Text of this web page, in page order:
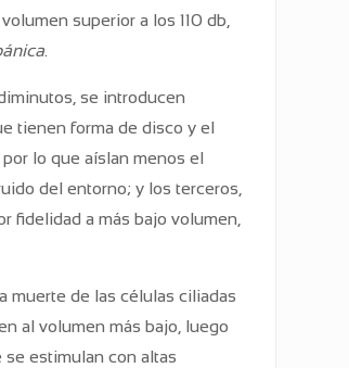
superior a los 110 db,
.
se introducen
tienen forma de disco y el
lo que aíslan menos el
del entorno; y los terceros,
fidelidad a más bajo volumen,
muerte de las células ciliadas
al volumen más bajo, luego
estimulan con altas